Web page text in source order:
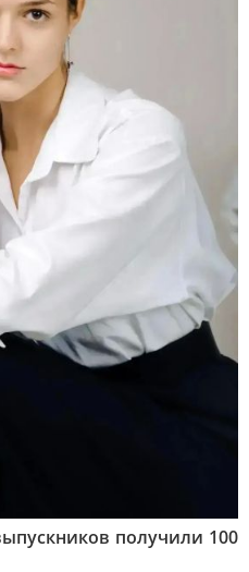
получили 100